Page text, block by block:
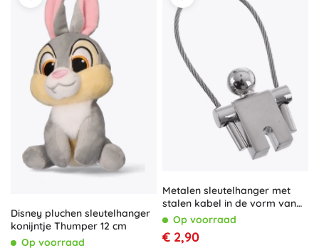
Disney pluchen sleutelhanger
konijntje Thumper 12 cm
Op voorraad
Metalen sleutelhanger met
stalen kabel in de vorm van
een poppetje
Op voorraad
€ 2,90